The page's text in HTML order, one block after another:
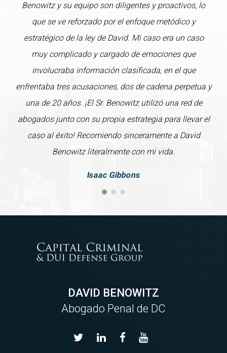
Benowitz y su equipo son diligentes y proactivos, lo
que se ve reforzado por el enfoque metódico y
estratégico de la ley de David. Mi caso era un caso
muy complicado y cargado de emociones que
involucraba información clasificada, en el que
enfrentaba tres acusaciones, dos de cadena perpetua y
una de 20 años. ¡El Sr. Benowitz utilizó una red de
abogados junto con su propia estrategia para llevar el
caso al éxito! Recomiendo sinceramente a David
Benowitz literalmente con mi vida.
Isaac Gibbons
DAVID BENOWITZ
Abogado Penal de DC